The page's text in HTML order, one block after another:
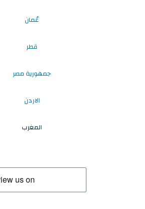
عُمان
قطر
جمهورية مصر
الاردن
المغرب